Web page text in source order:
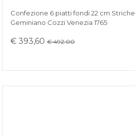
Confezione 6 piatti fondi 22 cm Striche,
Geminiano Cozzi Venezia 1765
€ 393,60€ 492.00